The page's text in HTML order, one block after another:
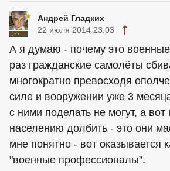
Андрей Гладких
22 июля 2014 23:03
А я думаю - почему это
раз гражданские самолёты
многократно превосходя
силе и вооружении уже 3
с ними поделать не могут, а
населению долбить - это они
мне понятно - вот оказывается
"военные профессионалы".